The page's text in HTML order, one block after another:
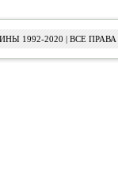
1992-2020 | ВСЕ